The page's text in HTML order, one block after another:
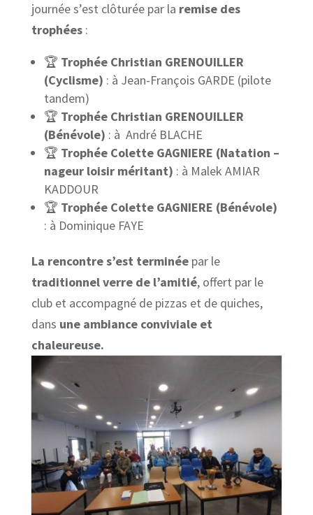
journée s’est clôturée par la remise des
trophées:
🏆 Trophée Christian GRENOUILLER
(Cyclisme) : à Jean-François GARDE (pilote
tandem)
🏆 Trophée Christian GRENOUILLER
(Bénévole) : à André BLACHE
🏆 Trophée Colette GAGNIERE (Natation –
nageur loisir méritant) : à Malek AMIAR
KADDOUR
🏆 Trophée Colette GAGNIERE (Bénévole)
: à Dominique FAYE
La rencontre s’est terminéepar le
traditionnel verre de l’amitié, offert par le
club et accompagné de pizzas et de quiches,
dans une ambiance conviviale et
chaleureuse.